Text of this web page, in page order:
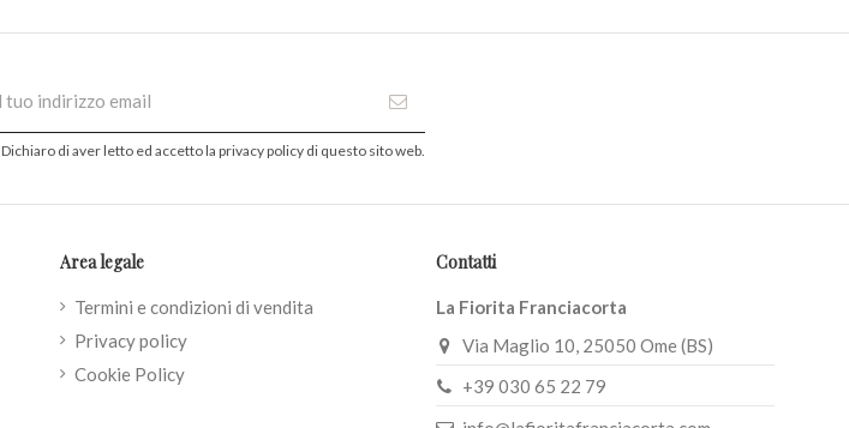
Dichiaro di aver letto ed accetto laprivacy policy di questo sito web.
Area legale
Termini e condizioni di vendita
Privacy policy
Cookie Policy
Contatti
La Fiorita Franciacorta
Via Maglio 10, 25050 Ome (BS)
+39 030 65 22 79